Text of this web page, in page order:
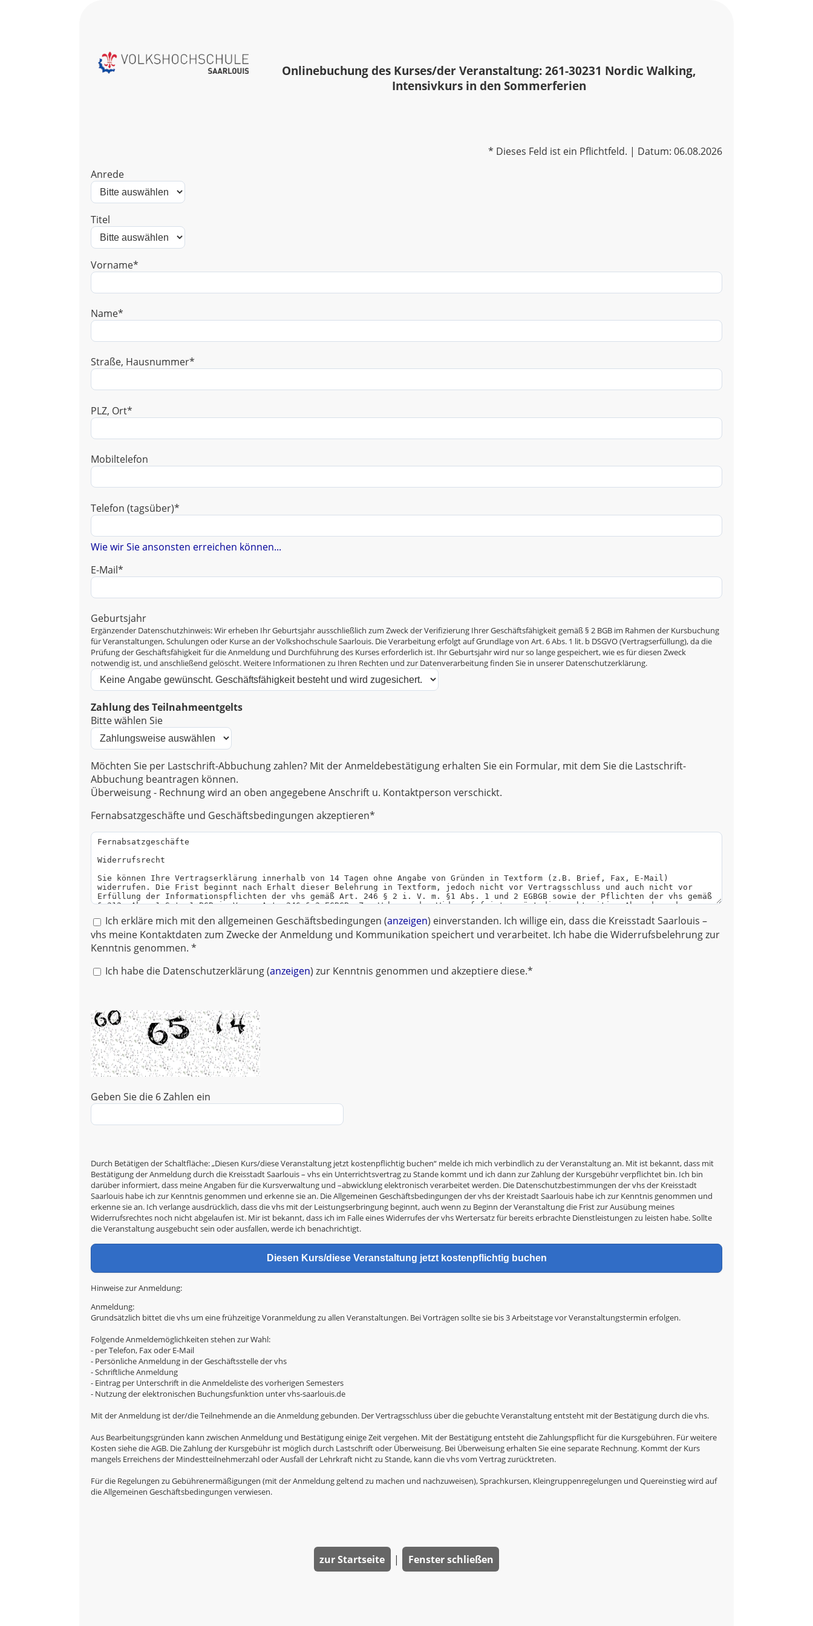
Onlinebuchung des Kurses/der Veranstaltung: 261-30231 Nordic Walking,
Intensivkurs in den Sommerferien
* Dieses Feld ist ein Pflichtfeld. | Datum: 06.08.2026
Anrede
Titel
Vorname*
Name*
Straße, Hausnummer*
PLZ, Ort*
Mobiltelefon
Telefon (tagsüber)*
Wie wir Sie ansonsten erreichen können...
E-Mail*
Geburtsjahr
Ergänzender Datenschutzhinweis: Wir erheben Ihr Geburtsjahr ausschließlich zum Zweck der Verifizierung Ihrer Geschäftsfähigkeit gemäß § 2 BGB im Rahmen der Kursbuchung
für Veranstaltungen, Schulungen oder Kurse an der Volkshochschule Saarlouis. Die Verarbeitung erfolgt auf Grundlage von Art. 6 Abs. 1 lit. b DSGVO (Vertragserfüllung), da die
Prüfung der Geschäftsfähigkeit für die Anmeldung und Durchführung des Kurses erforderlich ist. Ihr Geburtsjahr wird nur so lange gespeichert, wie es für diesen Zweck
notwendig ist, und anschließend gelöscht. Weitere Informationen zu Ihren Rechten und zur Datenverarbeitung finden Sie in unserer Datenschutzerklärung.
Zahlung des Teilnahmeentgelts
Bitte wählen Sie
Möchten Sie per Lastschrift-Abbuchung zahlen? Mit der Anmeldebestätigung erhalten Sie ein Formular, mit dem Sie die Lastschrift-
Abbuchung beantragen können.
Überweisung - Rechnung wird an oben angegebene Anschrift u. Kontaktperson verschickt.
Fernabsatzgeschäfte und Geschäftsbedingungen akzeptieren*
Ich erkläre mich mit den allgemeinen Geschäftsbedingungen (anzeigen) einverstanden. Ich willige ein, dass die Kreisstadt Saarlouis –
vhs meine Kontaktdaten zum Zwecke der Anmeldung und Kommunikation speichert und verarbeitet. Ich habe die Widerrufsbelehrung zur
Kenntnis genommen. *
Ich habe die Datenschutzerklärung (anzeigen) zur Kenntnis genommen und akzeptiere diese.*
Geben Sie die 6 Zahlen ein
Durch Betätigen der Schaltfläche: „Diesen Kurs/diese Veranstaltung jetzt kostenpflichtig buchen“ melde ich mich verbindlich zu der Veranstaltung an. Mit ist bekannt, dass mit
Bestätigung der Anmeldung durch die Kreisstadt Saarlouis – vhs ein Unterrichtsvertrag zu Stande kommt und ich dann zur Zahlung der Kursgebühr verpflichtet bin. Ich bin
darüber informiert, dass meine Angaben für die Kursverwaltung und –abwicklung elektronisch verarbeitet werden. Die Datenschutzbestimmungen der vhs der Kreisstadt
Saarlouis habe ich zur Kenntnis genommen und erkenne sie an. Die Allgemeinen Geschäftsbedingungen der vhs der Kreistadt Saarlouis habe ich zur Kenntnis genommen und
erkenne sie an. Ich verlange ausdrücklich, dass die vhs mit der Leistungserbringung beginnt, auch wenn zu Beginn der Veranstaltung die Frist zur Ausübung meines
Widerrufsrechtes noch nicht abgelaufen ist. Mir ist bekannt, dass ich im Falle eines Widerrufes der vhs Wertersatz für bereits erbrachte Dienstleistungen zu leisten habe. Sollte
die Veranstaltung ausgebucht sein oder ausfallen, werde ich benachrichtigt.
Hinweise zur Anmeldung:
Anmeldung:
Grundsätzlich bittet die vhs um eine frühzeitige Voranmeldung zu allen Veranstaltungen. Bei Vorträgen sollte sie bis 3 Arbeitstage vor Veranstaltungstermin erfolgen.
Folgende Anmeldemöglichkeiten stehen zur Wahl:
- per Telefon, Fax oder E-Mail
- Persönliche Anmeldung in der Geschäftsstelle der vhs
- Schriftliche Anmeldung
- Eintrag per Unterschrift in die Anmeldeliste des vorherigen Semesters
- Nutzung der elektronischen Buchungsfunktion unter vhs-saarlouis.de
Mit der Anmeldung ist der/die Teilnehmende an die Anmeldung gebunden. Der Vertragsschluss über die gebuchte Veranstaltung entsteht mit der Bestätigung durch die vhs.
Aus Bearbeitungsgründen kann zwischen Anmeldung und Bestätigung einige Zeit vergehen. Mit der Bestätigung entsteht die Zahlungspflicht für die Kursgebühren. Für weitere
Kosten siehe die AGB. Die Zahlung der Kursgebühr ist möglich durch Lastschrift oder Überweisung. Bei Überweisung erhalten Sie eine separate Rechnung. Kommt der Kurs
mangels Erreichens der Mindestteilnehmerzahl oder Ausfall der Lehrkraft nicht zu Stande, kann die vhs vom Vertrag zurücktreten.
Für die Regelungen zu Gebührenermäßigungen (mit der Anmeldung geltend zu machen und nachzuweisen), Sprachkursen, Kleingruppenregelungen und Quereinstieg wird auf
die Allgemeinen Geschäftsbedingungen verwiesen.
zur Startseite | Fenster schließen